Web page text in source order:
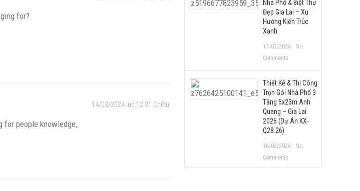
for?
14/03/2024 lúc 12:31 Chiều
people knowledge,
Nhà Phố & Biệt Thự
Đẹp Gia Lai – Xu
Hướng Kiến Trúc
Xanh
17/03/2026
No
Comments
Thiết Kế & Thi Công
Trọn Gói Nhà Phố 3
Tầng 5x23m Anh
Quang – Gia Lai
2026 (Dự Án KX-
Q28.26)
16/03/2026
No
Comments